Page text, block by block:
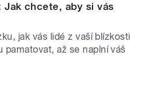
chcete, aby si vás
jak vás lidé z vaší blízkosti
pamatovat, až se naplní váš